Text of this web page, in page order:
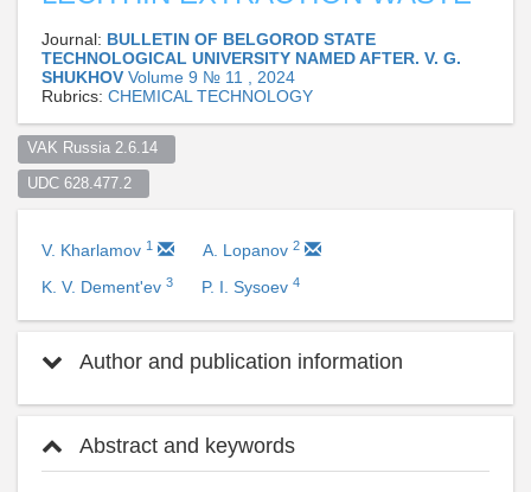
Journal: BULLETIN OF BELGOROD STATE
TECHNOLOGICAL UNIVERSITY NAMED AFTER. V. G.
SHUKHOV Volume 9 № 11 , 2024
Rubrics: CHEMICAL TECHNOLOGY
VAK Russia 2.6.14
UDC 628.477.2
V. Kharlamov 1 A. Lopanov 2
K. V. Dement'ev 3 P. I. Sysoev 4
Author and publication information
Abstract and keywords